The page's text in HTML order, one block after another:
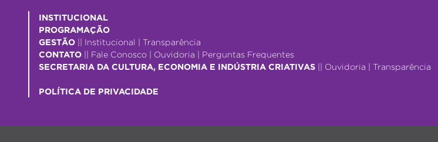
INSTITUCIONAL
PROGRAMAÇÃO
GESTÃO
Institucional
Transparência
CONTATO
Fale Conosco Ouvidoria
Perguntas Frequentes
SECRETARIA DA CULTURA, ECONOMIA E INDÚSTRIA CRIATIVAS
Ouvidoria Transparência
POLÍTICA DE PRIVACIDADE